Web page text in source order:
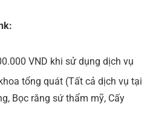
VND khi sử dụng dịch vụ
tổng quát (Tất cả dịch vụ tại
Bọc răng sứ thẩm mỹ, Cấy